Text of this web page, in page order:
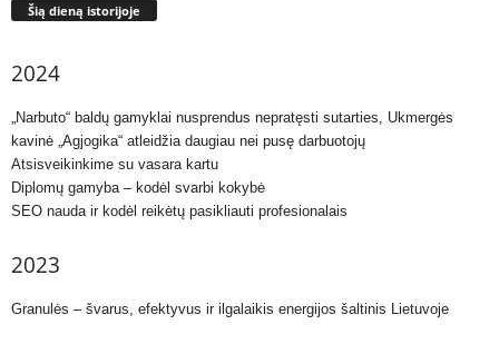
Šią dieną istorijoje
2024
„Narbuto“ baldų gamyklai nusprendus nepratęsti sutarties, Ukmergės
kavinė „Agjogika“ atleidžia daugiau nei pusę darbuotojų
Atsisveikinkime su vasara kartu
Diplomų gamyba – kodėl svarbi kokybė
SEO nauda ir kodėl reikėtų pasikliauti profesionalais
2023
Granulės – švarus, efektyvus ir ilgalaikis energijos šaltinis Lietuvoje